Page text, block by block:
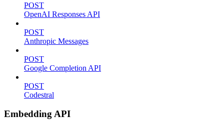
POST
OpenAI Responses API
POST
Anthropic Messages
POST
Google Completion API
POST
Codestral
Embedding API